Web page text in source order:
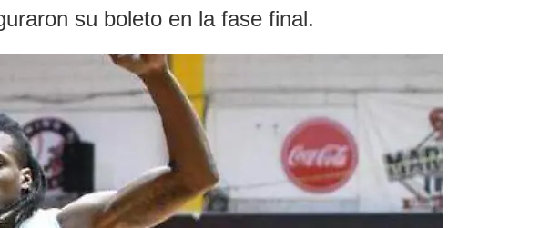
su boleto en la fase final.